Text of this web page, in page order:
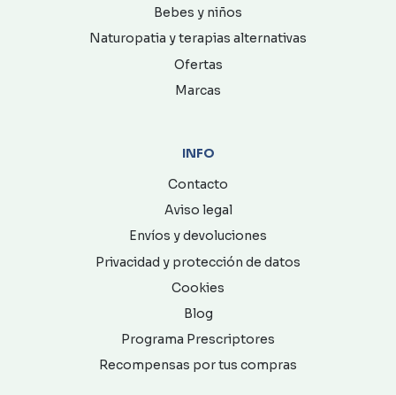
Bebes y niños
Naturopatia y terapias alternativas
Ofertas
Marcas
INFO
Contacto
Aviso legal
Envíos y devoluciones
Privacidad y protección de datos
Cookies
Blog
Programa Prescriptores
Recompensas por tus compras